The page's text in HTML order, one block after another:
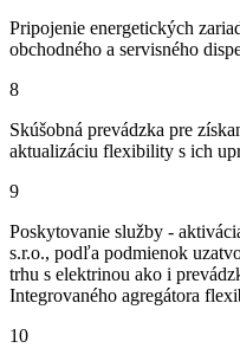
Pripojenie energetických
obchodného a servisného
8
Skúšobná prevádzka pre
aktualizáciu flexibility s ich
9
Poskytovanie služby -
s.r.o., podľa podmienok
trhu s elektrinou ako i
Integrovaného agregátora
10